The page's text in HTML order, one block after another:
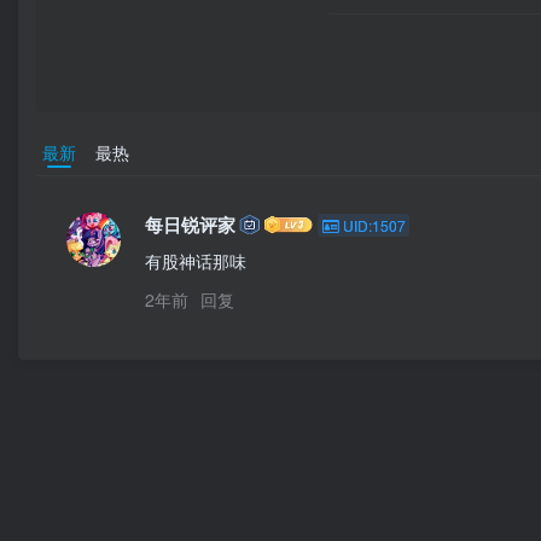
最新 最热
每日锐评家 UID:1507
有股神话那味
2年前 回复